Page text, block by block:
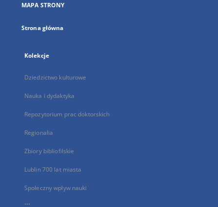
karcie
MAPA STRONY
Strona główna
Kolekcje
Dziedzictwo kulturowe
Nauka i dydaktyka
Repozytorium prac doktorskich
Regionalia
Zbiory bibliofilskie
Lublin 700 lat miasta
Społeczny wpływ nauki
...